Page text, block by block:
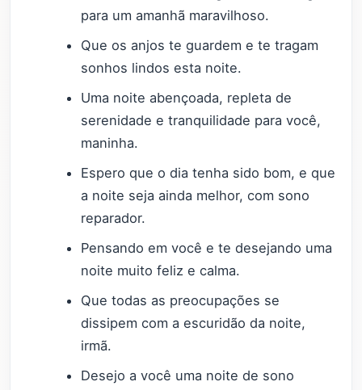
para um amanhã maravilhoso.
Que os anjos te guardem e te tragam
sonhos lindos esta noite.
Uma noite abençoada, repleta de
serenidade e tranquilidade para você,
maninha.
Espero que o dia tenha sido bom, e que
a noite seja ainda melhor, com sono
reparador.
Pensando em você e te desejando uma
noite muito feliz e calma.
Que todas as preocupações se
dissipem com a escuridão da noite,
irmã.
Desejo a você uma noite de sono